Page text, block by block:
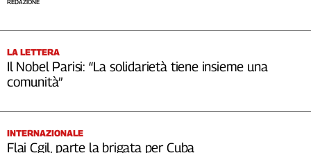
LA LETTERA
Il Nobel Parisi: “La solidarietà tiene insieme una
comunità”
INTERNAZIONALE
Flai Cgil, parte la brigata per Cuba